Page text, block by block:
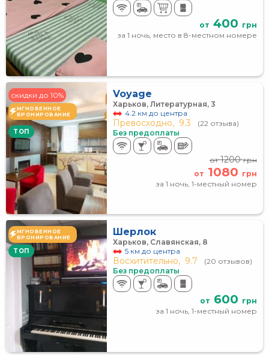
от 400 грн
за 1 ночь, место в 8-местном номере
скидки до 10%
МГНОВЕННОЕ
БРОНИРОВАНИЕ
TOП
Voyage
Харьков, Литературная, 3
4.2 км до центра
Превосходно, 9.3
(22 отзыва)
Без предоплаты
от1200грн
от 1080 грн
за 1 ночь, 1-местный номер
МГНОВЕННОЕ
БРОНИРОВАНИЕ
TOП
Шерлок
Харьков, Славянская, 8
5 км до центра
Восхитительно, 9.7
(20 отзывов)
Без предоплаты
от 600 грн
за 1 ночь, 1-местный номер